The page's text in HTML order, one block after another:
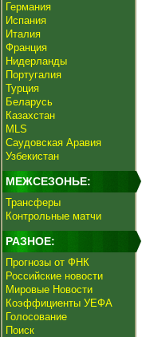
Германия
Испания
Италия
Франция
Нидерланды
Португалия
Турция
Беларусь
Казахстан
MLS
Саудовская Аравия
Узбекистан
МЕЖСЕЗОНЬЕ:
Трансферы
Контрольные матчи
РАЗНОЕ:
Прогнозы от ФНК
Российские новости
Мировые Новости
Коэффициенты УЕФА
Голосование
Поиск